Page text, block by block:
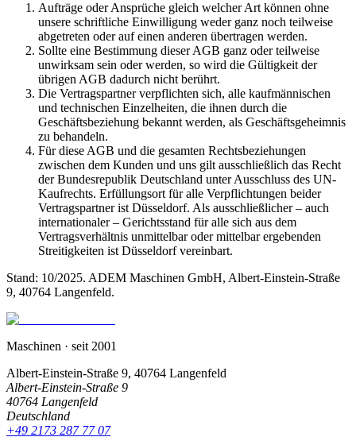
Aufträge oder Ansprüche gleich welcher Art können ohne
unsere schriftliche Einwilligung weder ganz noch teilweise
abgetreten oder auf einen anderen übertragen werden.
Sollte eine Bestimmung dieser AGB ganz oder teilweise
unwirksam sein oder werden, so wird die Gültigkeit der
übrigen AGB dadurch nicht berührt.
Die Vertragspartner verpflichten sich, alle kaufmännischen
und technischen Einzelheiten, die ihnen durch die
Geschäftsbeziehung bekannt werden, als Geschäftsgeheimnis
zu behandeln.
Für diese AGB und die gesamten Rechtsbeziehungen
zwischen dem Kunden und uns gilt ausschließlich das Recht
der Bundesrepublik Deutschland unter Ausschluss des UN-
Kaufrechts. Erfüllungsort für alle Verpflichtungen beider
Vertragspartner ist Düsseldorf. Als ausschließlicher – auch
internationaler – Gerichtsstand für alle sich aus dem
Vertragsverhältnis unmittelbar oder mittelbar ergebenden
Streitigkeiten ist Düsseldorf vereinbart.
Stand: 10/2025. ADEM Maschinen GmbH, Albert-Einstein-Straße
9, 40764 Langenfeld.
Maschinen · seit 2001
Albert-Einstein-Straße 9, 40764 Langenfeld
Albert-Einstein-Straße 9
40764 Langenfeld
Deutschland
+49 2173 287 77 07